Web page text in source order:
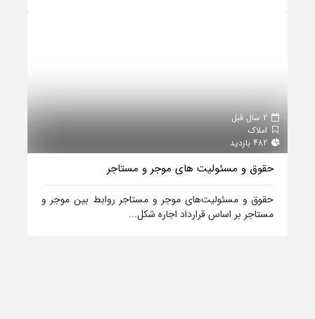
املاک
حقوق و مسئولیت‌ های موجر و مستاجر
حقوق و مسئولیت‌های موجر و مستاجر روابط بین موجر و
مستاجر بر اساس قرارداد اجاره شکل...